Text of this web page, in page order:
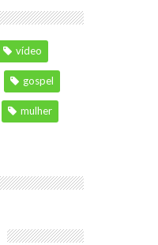
vídeo
gospel
mulher